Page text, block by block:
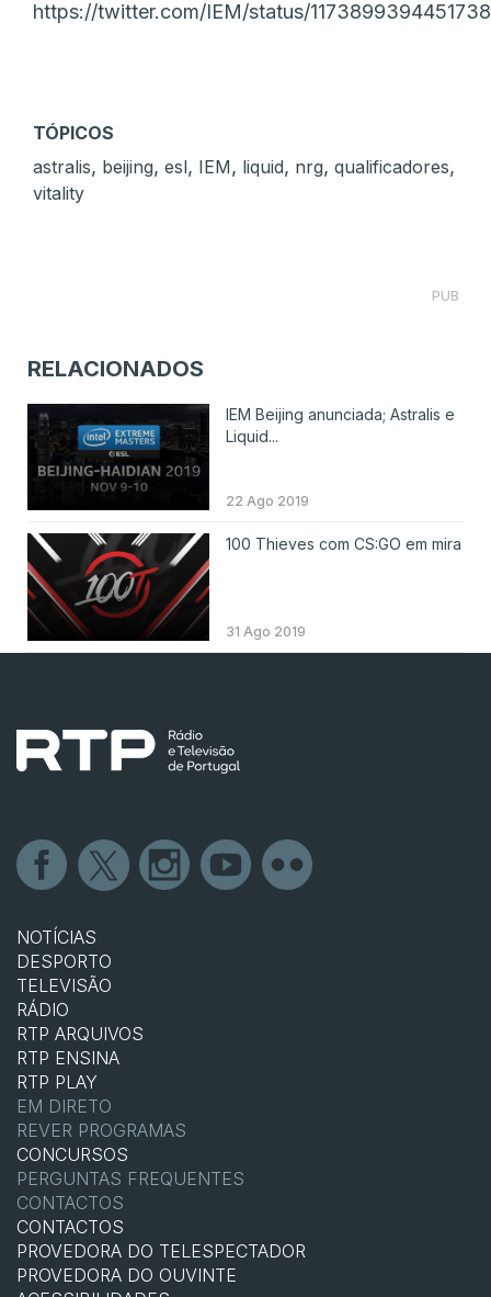
https://twitter.com/IEM/status/
TÓPICOS
astralis, beijing, esl, IEM, liquid, nrg, qualificadores,
vitality
PUB
RELACIONADOS
IEM Beijing anunciada; Astralis e
Liquid...
22 Ago 2019
100 Thieves com CS:GO em mira
31 Ago 2019
NOTÍCIAS
DESPORTO
TELEVISÃO
RÁDIO
RTP ARQUIVOS
RTP ENSINA
RTP PLAY
EM DIRETO
REVER PROGRAMAS
CONCURSOS
PERGUNTAS FREQUENTES
CONTACTOS
CONTACTOS
PROVEDORA DO TELESPECTADOR
PROVEDORA DO OUVINTE